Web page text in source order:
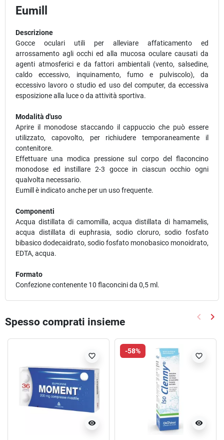
Eumill
Descrizione
Gocce oculari utili per alleviare affaticamento ed
arrossamento agli occhi ed alla mucosa oculare causati da
agenti atmosferici e da fattori ambientali (vento, salsedine,
caldo eccessivo, inquinamento, fumo e pulviscolo), da
eccessivo lavoro o studio ed uso del computer, da eccessiva
esposizione alla luce o da attività sportiva.
Modalità d'uso
Aprire il monodose staccando il cappuccio che può essere
utilizzato, capovolto, per richiudere temporaneamente il
contenitore.
Effettuare una modica pressione sul corpo del flaconcino
monodose ed instillare 2-3 gocce in ciascun occhio ogni
qualvolta necessario.
Eumill è indicato anche per un uso frequente.
Componenti
Acqua distillata di camomilla, acqua distillata di hamamelis,
acqua distillata di euphrasia, sodio cloruro, sodio fosfato
bibasico dodecaidrato, sodio fosfato monobasico monoidrato,
EDTA, acqua.
Formato
Confezione contenente 10 flaconcini da 0,5 ml.
Spesso comprati insieme keyboard_arrow_left keyboard_arrow_right
visibility
favorite_border
-58%
visibility
favorite_border